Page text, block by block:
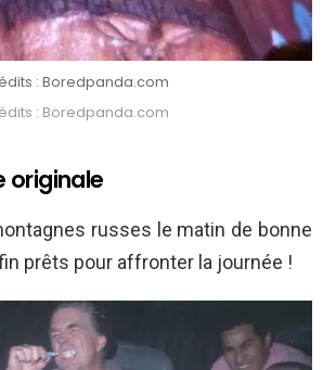
: Boredpanda.com
: Boredpanda.com
originale
russes le matin de bonne
prêts pour affronter la journée !